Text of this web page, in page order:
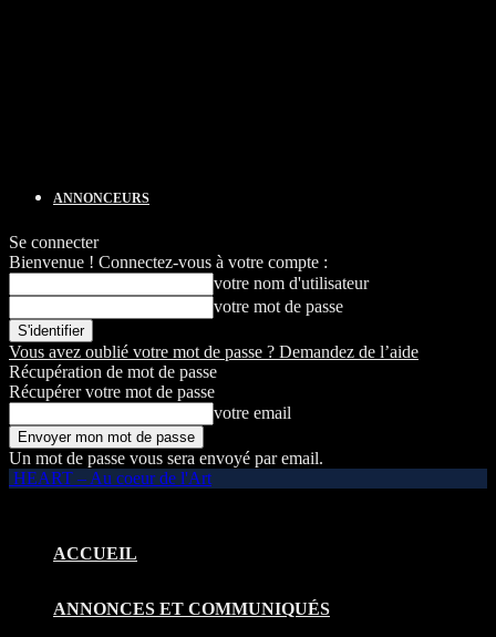
ANNONCEURS
Se connecter
Bienvenue ! Connectez-vous à votre compte :
votre nom d'utilisateur
votre mot de passe
Vous avez oublié votre mot de passe ? Demandez de l’aide
Récupération de mot de passe
Récupérer votre mot de passe
votre email
Un mot de passe vous sera envoyé par email.
HEART – Au coeur de l'Art
ACCUEIL
ANNONCES ET COMMUNIQUÉS